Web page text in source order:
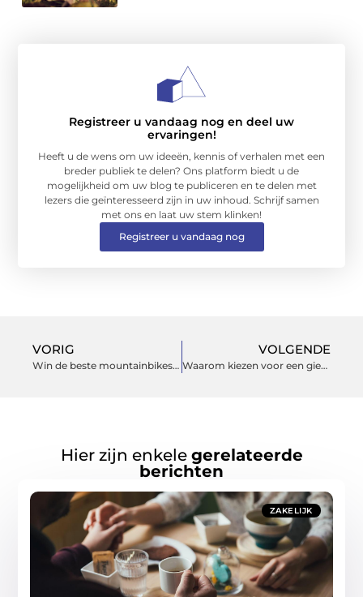
Registreer u vandaag nog en deel uw
ervaringen!
Heeft u de wens om uw ideeën, kennis of verhalen met een
breder publiek te delen? Ons platform biedt u de
mogelijkheid om uw blog te publiceren en te delen met
lezers die geïnteresseerd zijn in uw inhoud. Schrijf samen
met ons en laat uw stem klinken!
Registreer u vandaag nog
VORIG
Win de beste mountainbikes voor je volgende
VOLGENDE
Waarom kiezen voor een gietvloer
Hier zijn enkele gerelateerde
berichten
ZAKELIJK